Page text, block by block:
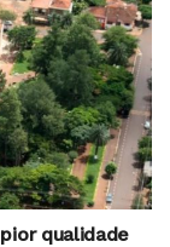
qualidade